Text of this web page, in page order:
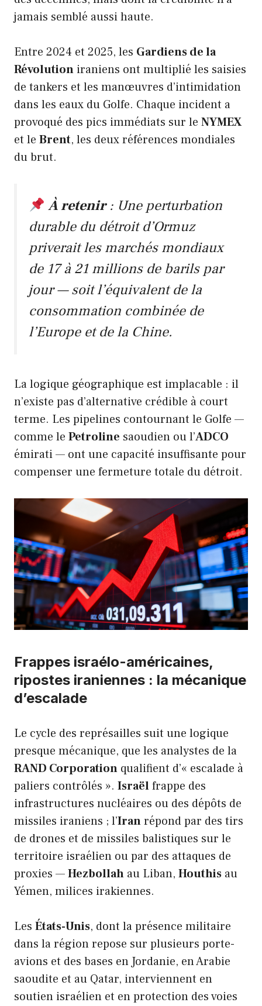
jamais semblé aussi haute.
Entre 2024 et 2025, les Gardiens de la
Révolution iraniens ont multiplié les saisies
de tankers et les manœuvres d’intimidation
dans les eaux du Golfe. Chaque incident a
provoqué des pics immédiats sur le NYMEX
et le Brent, les deux références mondiales
du brut.
À retenir: Une perturbation
durable du détroit d’Ormuz
priverait les marchés mondiaux
de 17 à 21 millions de barils par
jour — soit l’équivalent de la
consommation combinée de
l’Europe et de la Chine.
La logique géographique est implacable : il
n’existe pas d’alternative crédible à court
terme. Les pipelines contournant le Golfe —
comme le Petroline saoudien ou l’ADCO
émirati — ont une capacité insuffisante pour
compenser une fermeture totale du détroit.
Frappes israélo-américaines,
ripostes iraniennes : la mécanique
d’escalade
Le cycle des représailles suit une logique
presque mécanique, que les analystes de la
RAND Corporation qualifient d’« escalade à
paliers contrôlés ». Israëlfrappe des
infrastructures nucléaires ou des dépôts de
missiles iraniens ; l’Iranrépond par des tirs
de drones et de missiles balistiques sur le
territoire israélien ou par des attaques de
proxies —Hezbollah au Liban, Houthis au
Yémen, milices irakiennes.
Les États-Unis, dont la présence militaire
dans la région repose sur plusieurs porte-
avions et des bases en Jordanie, en Arabie
saoudite et au Qatar, interviennent en
soutien israélien et en protection des voies